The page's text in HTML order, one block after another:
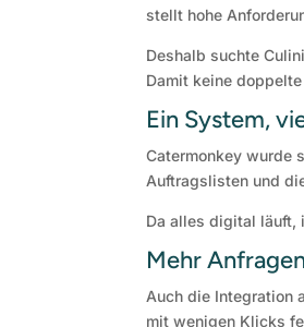
stellt hohe
Deshalb suchte
Damit keine
Ein System,
Catermonkey wurde
Auftragslisten und
Da alles digital läuft,
Mehr
Auch die Integration
mit wenigen Klicks